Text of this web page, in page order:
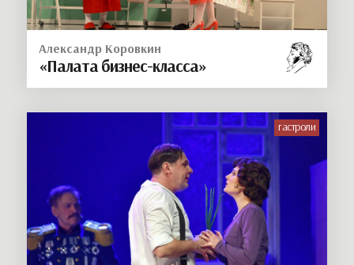
Александр Коровкин
«Палата бизнес-класса»
гастроли